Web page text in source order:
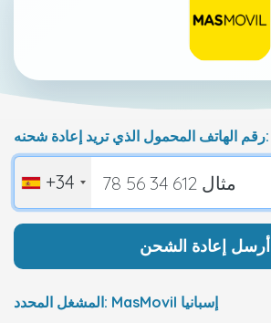
رقم الهاتف المحمول الذي تريد إعادة شحنه:
+34
أرسل إعادة الشحن
المشغل المحدد: MasMovil إسبانيا